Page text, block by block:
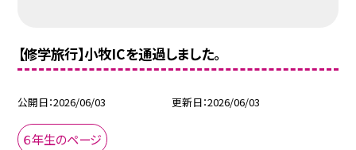
【修学旅行】小牧ICを通過しました。
公開日 2026/06/03 更新日 2026/06/03
６年生のページ